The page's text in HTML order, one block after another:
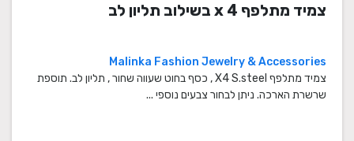
צמיד מתלפף x 4 בשילוב תליון לב
Malinka Fashion Jewelry & Accessories
צמיד מתלפף X4 S.steel , כסף בחוט שעווה שחור , תליון לב. תוספת
שרשרת הארכה. ניתן לבחור צבעים נוספי ...